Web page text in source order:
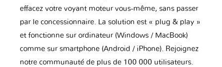
effacez votre voyant moteur vous-même, sans passer
par le concessionnaire. La solution est « plug & play »
et fonctionne sur ordinateur (Windows / MacBook)
comme sur smartphone (Android / iPhone). Rejoignez
notre communauté de plus de 100 000 utilisateurs.